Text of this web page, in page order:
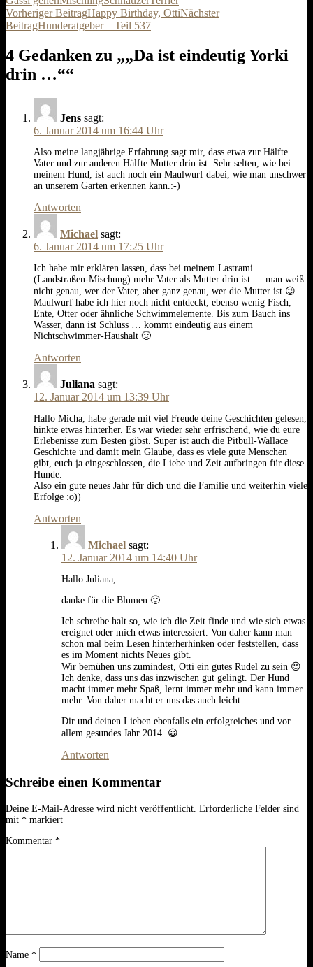
Beitrags-
Navigation
Vorheriger BeitragHappy Birthday, OttiNächster
BeitragHunderatgeber – Teil 537
4 Gedanken zu „„Da ist eindeutig Yorki
drin …““
Jens sagt:
6. Januar 2014 um 16:44 Uhr
Also meine langjährige Erfahrung sagt mir, dass etwa zur Hälfte
Vater und zur anderen Hälfte Mutter drin ist. Sehr selten, wie bei
meinem Hund, ist auch noch ein Maulwurf dabei, wie man unschwer
an unserem Garten erkennen kann.:-)
Antworten
Michael sagt:
6. Januar 2014 um 17:25 Uhr
Ich habe mir erklären lassen, dass bei meinem Lastrami
(Landstraßen-Mischung) mehr Vater als Mutter drin ist … man weiß
nicht genau, wer der Vater, aber ganz genau, wer die Mutter ist 😉
Maulwurf habe ich hier noch nicht entdeckt, ebenso wenig Fisch,
Ente, Otter oder ähnliche Schwimmelemente. Bis zum Bauch ins
Wasser, dann ist Schluss … kommt eindeutig aus einem
Nichtschwimmer-Haushalt 🙂
Antworten
Juliana sagt:
12. Januar 2014 um 13:39 Uhr
Hallo Micha, habe gerade mit viel Freude deine Geschichten gelesen,
hinkte etwas hinterher. Es war wieder sehr erfrischend, wie du eure
Erlebenisse zum Besten gibst. Super ist auch die Pitbull-Wallace
Geschichte und damit mein Glaube, dass es viele gute Menschen
gibt, euch ja eingeschlossen, die Liebe und Zeit aufbringen für diese
Hunde.
Also ein gute neues Jahr für dich und die Familie und weiterhin viele
Erfolge :o))
Antworten
Michael sagt:
12. Januar 2014 um 14:40 Uhr
Hallo Juliana,
danke für die Blumen 🙂
Ich schreibe halt so, wie ich die Zeit finde und wie sich etwas
ereignet oder mich etwas interessiert. Von daher kann man
schon mal beim Lesen hinterherhinken oder feststellen, dass
es im Moment nichts Neues gibt.
Wir bemühen uns zumindest, Otti ein gutes Rudel zu sein 😉
Ich denke, dass uns das inzwischen gut gelingt. Der Hund
macht immer mehr Spaß, lernt immer mehr und kann immer
mehr. Von daher macht er uns das auch leicht.
Dir und deinen Lieben ebenfalls ein erfolgreiches und vor
allem gesundes Jahr 2014. 😀
Antworten
Schreibe einen Kommentar
Deine E-Mail-Adresse wird nicht veröffentlicht. Erforderliche Felder sind
mit * markiert
Kommentar *
Name *